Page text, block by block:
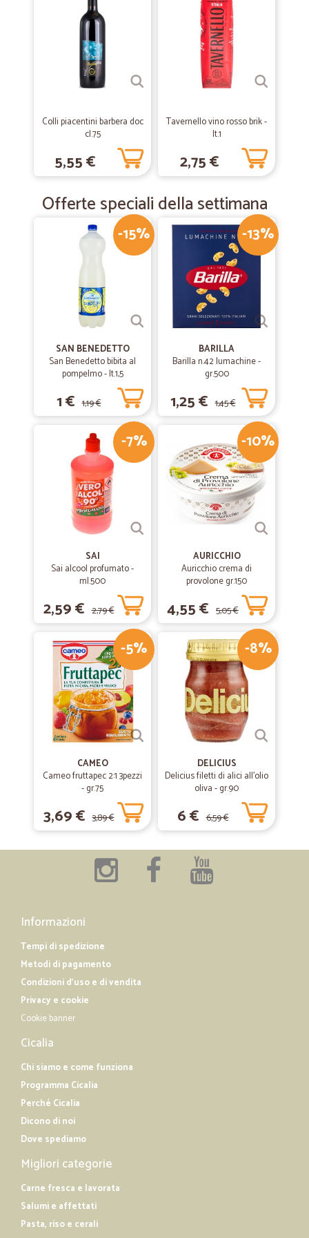
—Corneliu D.
Spedizione a rate, ma merce di qualità
Non vi preoccupate se la merce arriva in più spedizioni a distanza di
giorni. Alla fine arriva tutta, a buon prezzo ed è di qualità.
17/12/2018
— Giuliano C.
Ottimi prodotti e consegne in time
Ottimi prodotti e consegne in time
Colli piacentini barbera doc
cl.75
5,55 €
Tavernello vino rosso brik -
lt.1
2,75 €
Offerte speciali della settimana
-15%
SAN BENEDETTO
San Benedetto bibita al
pompelmo - lt.1,5
1 € 1,19 €
-13%
BARILLA
Barilla n.42 lumachine -
gr.500
1,25 € 1,45 €
-7%
SAI
Sai alcool profumato -
ml.500
2,59 € 2,79 €
-10%
AURICCHIO
Auricchio crema di
provolone gr.150
4,55 € 5,05 €
-5%
CAMEO
Cameo fruttapec 2:1 3pezzi
- gr.75
3,69 € 3,89 €
-8%
DELICIUS
Delicius filetti di alici all'olio
oliva - gr.90
6 € 6,59 €
Informazioni
Tempi di spedizione
Metodi di pagamento
Condizioni d'uso e di vendita
Privacy e cookie
Cookie banner
Cicalia
Chi siamo e come funziona
Programma Cicalia
Perché Cicalia
Dicono di noi
Dove spediamo
Migliori categorie
Carne fresca e lavorata
Salumi e affettati
Pasta, riso e cerali